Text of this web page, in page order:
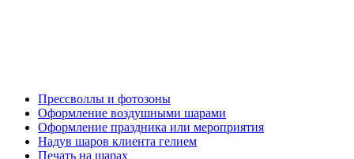
Прессволлы и фотозоны
Оформление воздушными шарами
Оформление праздника или мероприятия
Надув шаров клиента гелием
Печать на шарах